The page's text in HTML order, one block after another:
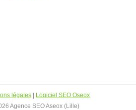
légales
Logiciel SEO Oseox
Agence SEO Aseox (Lille)